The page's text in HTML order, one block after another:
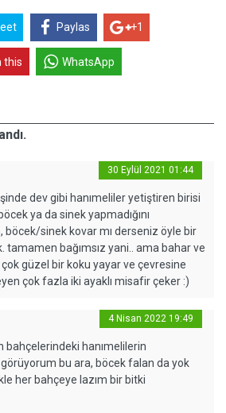
Paylas +1
this WhatsApp
30 Eylül 2021 01:44
dev gibi hanımeliler yetiştiren birisi
ya da sinek yapmadığını
böcek/sinek kovar mı derseniz öyle bir
tamamen bağımsız yani.. ama bahar ve
çok güzel bir koku yayar ve çevresine
çok fazla iki ayaklı misafir çeker :)
4 Nisan 2022 19:49
bahçelerindeki hanımelilerin
bu ara, böcek falan da yok
her bahçeye lazım bir bitki